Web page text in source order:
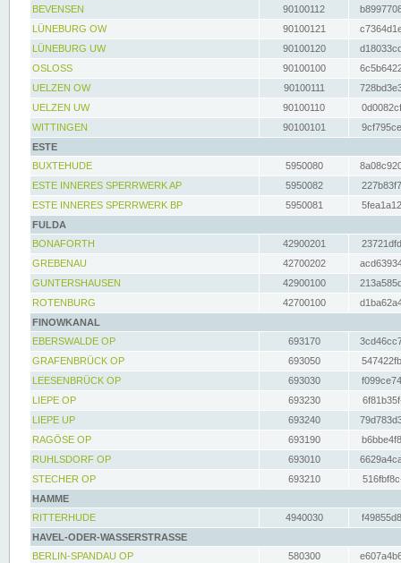
BEVENSEN
90100112
LÜNEBURG OW
90100121
LÜNEBURG UW
90100120
OSLOSS
90100100
UELZEN OW
90100111
UELZEN UW
90100110
WITTINGEN
90100101
ESTE
BUXTEHUDE
5950080
ESTE INNERES SPERRWERK AP
5950082
ESTE INNERES SPERRWERK BP
5950081
FULDA
BONAFORTH
42900201
GREBENAU
42700202
GUNTERSHAUSEN
42900100
ROTENBURG
42700100
FINOWKANAL
EBERSWALDE OP
693170
GRAFENBRÜCK OP
693050
LEESENBRÜCK OP
693030
LIEPE OP
693230
LIEPE UP
693240
RAGÖSE OP
693190
RUHLSDORF OP
693010
STECHER OP
693210
HAMME
RITTERHUDE
4940030
HAVEL-ODER-WASSERSTRASSE
BERLIN-SPANDAU OP
580300